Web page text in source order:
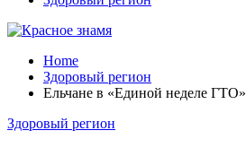
Home
Здоровый регион
Ельчане в «Единой неделе ГТО»
Здоровый регион